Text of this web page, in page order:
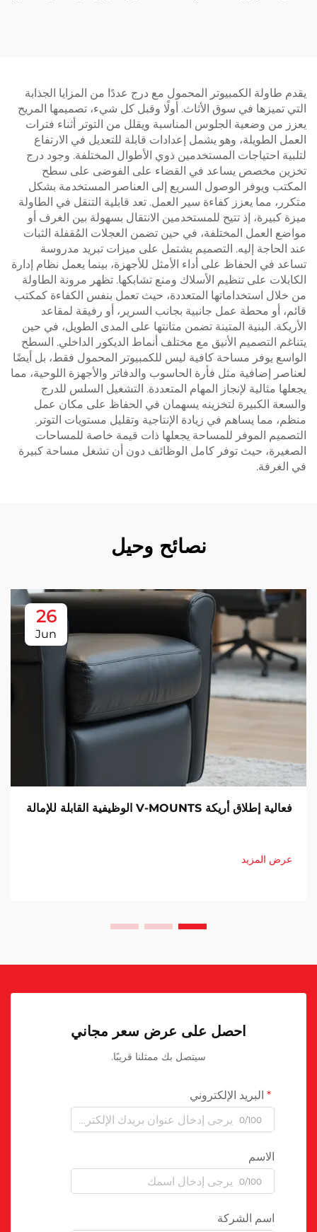
يقدم طاولة الكمبيوتر المحمول مع درج عددًا من المزايا الجذابة
التي تميزها في سوق الأثاث. أولًا وقبل كل شيء، تصميمها المريح
يعزز من وضعية الجلوس المناسبة ويقلل من التوتر أثناء فترات
العمل الطويلة، وهو يشمل إعدادات قابلة للتعديل في الارتفاع
لتلبية احتياجات المستخدمين ذوي الأطوال المختلفة. وجود درج
تخزين مخصص يساعد في القضاء على الفوضى على سطح
المكتب ويوفر الوصول السريع إلى العناصر المستخدمة بشكل
متكرر، مما يعزز كفاءة سير العمل. تعد قابلية التنقل في الطاولة
ميزة كبيرة، إذ تتيح للمستخدمين الانتقال بسهولة بين الغرف أو
مواضع العمل المختلفة، في حين تضمن العجلات المُقفلة الثبات
عند الحاجة إليه. التصميم يشتمل على ميزات تبريد مدروسة
تساعد في الحفاظ على أداء الأمثل للأجهزة، بينما يعمل نظام إدارة
الكابلات على تنظيم الأسلاك ومنع تشابكها. تظهر مرونة الطاولة
من خلال استخداماتها المتعددة، حيث تعمل بنفس الكفاءة كمكتب
قائم، أو محطة عمل جانبية بجانب السرير، أو رفيقة لمقاعد
الأريكة. البنية المتينة تضمن متانتها على المدى الطويل، في حين
يتناغم التصميم الأنيق مع مختلف أنماط الديكور الداخلي. السطح
الواسع يوفر مساحة كافية ليس للكمبيوتر المحمول فقط، بل أيضًا
لعناصر إضافية مثل فأرة الحاسوب والدفاتر والأجهزة اللوحية، مما
يجعلها مثالية لإنجاز المهام المتعددة. التشغيل السلس للدرج
والسعة الكبيرة لتخزينه يسهمان في الحفاظ على مكان عمل
منظم، مما يساهم في زيادة الإنتاجية وتقليل مستويات التوتر.
التصميم الموفر للمساحة يجعلها ذات قيمة خاصة للمساحات
الصغيرة، حيث توفر كامل الوظائف دون أن تشغل مساحة كبيرة
في الغرفة.
نصائح وحيل
26
Jun
فعالية إطلاق أريكة V-MOUNTS الوظيفية القابلة للإمالة
عرض المزيد
احصل على عرض سعر مجاني
سيتصل بك ممثلنا قريبًا.
البريد الإلكتروني
0/100
الاسم
0/100
اسم الشركة